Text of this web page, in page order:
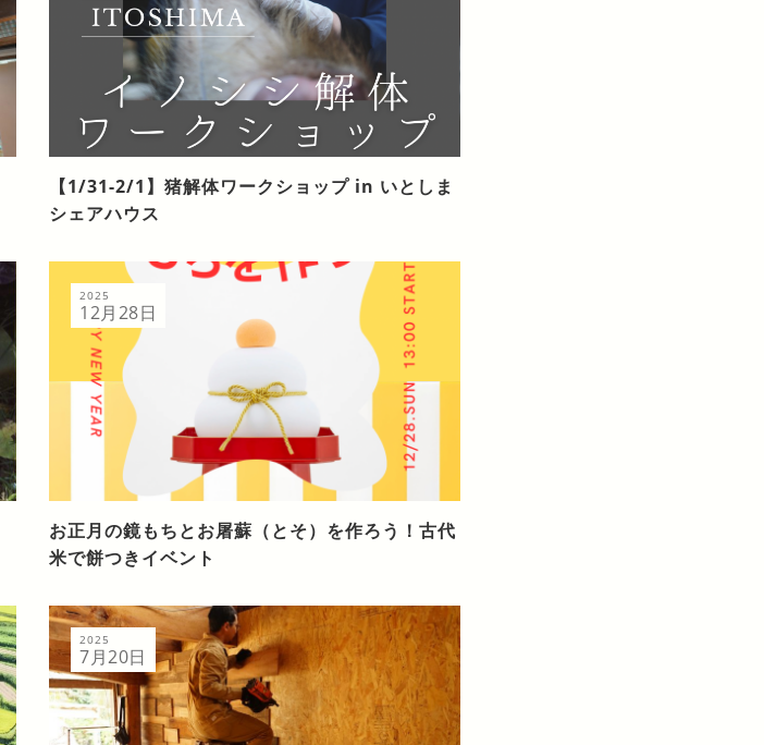
【1/31-2/1】猪解体ワークショップ in いとしま
シェアハウス
2025
12月28日
お正月の鏡もちとお屠蘇（とそ）を作ろう！古代
米で餅つきイベント
2025
7月20日